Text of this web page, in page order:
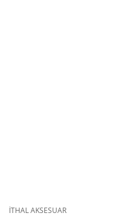
İTHAL AKSESUAR